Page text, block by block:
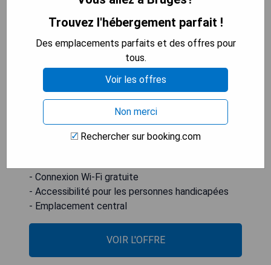
Situé au cœur de Bruges, 't Hartje van Brugge est
un hébergement durable qui propose des
chambres insonorisées. Offrant des vues sur la
ville et sur une rue calme, ce bed and breakfast
met également à disposition une connexion Wi-Fi
gratuite ainsi que des installations pour les
personnes à mobilité réduite.
- Connexion Wi-Fi gratuite
- Accessibilité pour les personnes handicapées
- Emplacement central
VOIR L'OFFRE
Trouvez l'hébergement parfait !
Des emplacements parfaits et des offres pour
tous.
Voir les offres
Non merci
Rechercher sur booking.com